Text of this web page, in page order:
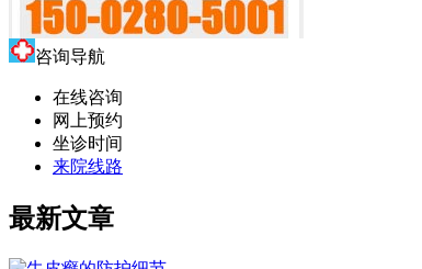
咨询导航
在线咨询
网上预约
坐诊时间
来院线路
最新文章